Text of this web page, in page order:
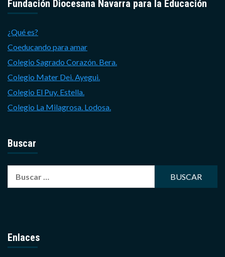
Fundación Diocesana Navarra para la Educación
¿Qué es?
Coeducando para amar
Colegio Sagrado Corazón. Bera.
Colegio Mater Dei. Ayegui.
Colegio El Puy. Estella.
Colegio La Milagrosa. Lodosa.
Buscar
Enlaces